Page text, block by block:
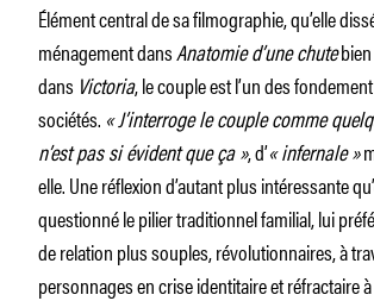
Élément central de sa filmographie, qu’elle
ménagement dansAnatomie d’une chutebien
dans Victoria, le couple est l’un des
sociétés. « J’interroge le couple comme
n’est pas si évident que ça », d’« infernale »
elle. Une réflexion d’autant plus intéressante
questionné le pilier traditionnel familial, lui
de relation plus souples, révolutionnaires, à
personnages en crise identitaire et réfractaire